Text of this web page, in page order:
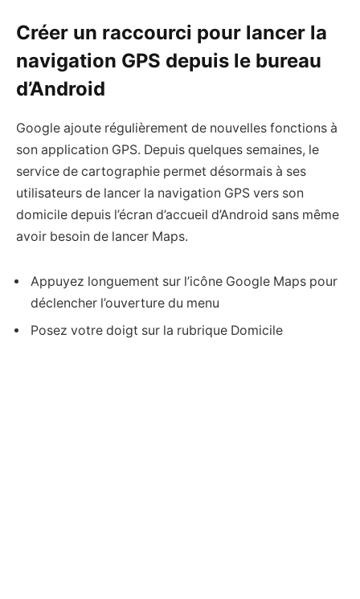
Créer un raccourci pour lancer la
navigation GPS depuis le bureau
d’Android
Google ajoute régulièrement de nouvelles fonctions à
son application GPS. Depuis quelques semaines, le
service de cartographie permet désormais à ses
utilisateurs de lancer la navigation GPS vers son
domicile depuis l’écran d’accueil d’Android sans même
avoir besoin de lancer Maps.
Appuyez longuement sur l’icône Google Maps pour
déclencher l’ouverture du menu
Posez votre doigt sur la rubrique Domicile